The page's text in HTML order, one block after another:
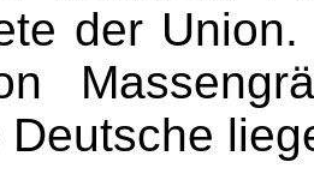
der
Deutsche